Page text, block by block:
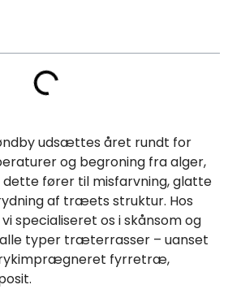
udsættes året rundt for
og begroning fra alger,
dette fører til misfarvning, glatte
af træets struktur. Hos
specialiseret os i skånsom og
typer træterrasser – uanset
fyrretræ,